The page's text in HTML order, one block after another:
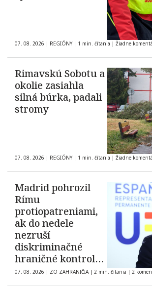
07. 08. 2026 | REGIÓNY | 1 min. čítania | Žiadne
Rimavskú Sobotu a
okolie zasiahla
silná búrka, padali
stromy
07. 08. 2026 | REGIÓNY | 1 min. čítania | Žiadne
Madrid pohrozil
Rímu
protiopatreniami,
ak do nedele
nezruší
diskriminačné
hraničné kontroly
španielskych
občanov
07. 08. 2026 | ZO ZAHRANIČIA | 2 min. čítania | 2